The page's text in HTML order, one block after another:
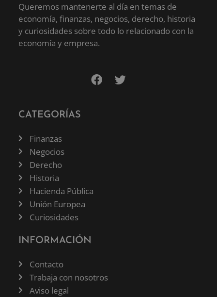
Queremos mantenerte al día en temas de
economía, finanzas, negocios, derecho, historia
y curiosidades sobre todo lo relacionado con la
economía y empresa.
CATEGORÍAS
Finanzas
Negocios
Derecho
Historia
Hacienda Pública
Unión Europea
Curiosidades
INFORMACIÓN
Contacto
Trabaja con nosotros
Aviso legal